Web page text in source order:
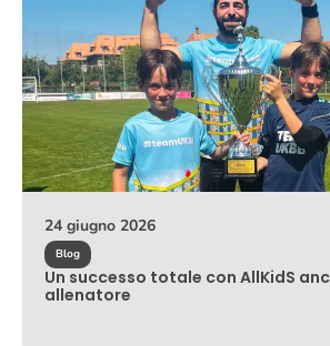
24 giugno 2026
Blog
Un successo totale con AllKidS
allenatore